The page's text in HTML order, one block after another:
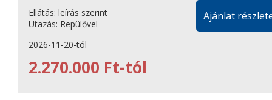
Ellátás: leírás szerint
Utazás: Repülővel
2026-11-20-tól
2.270.000 Ft-tól
Ajánlat